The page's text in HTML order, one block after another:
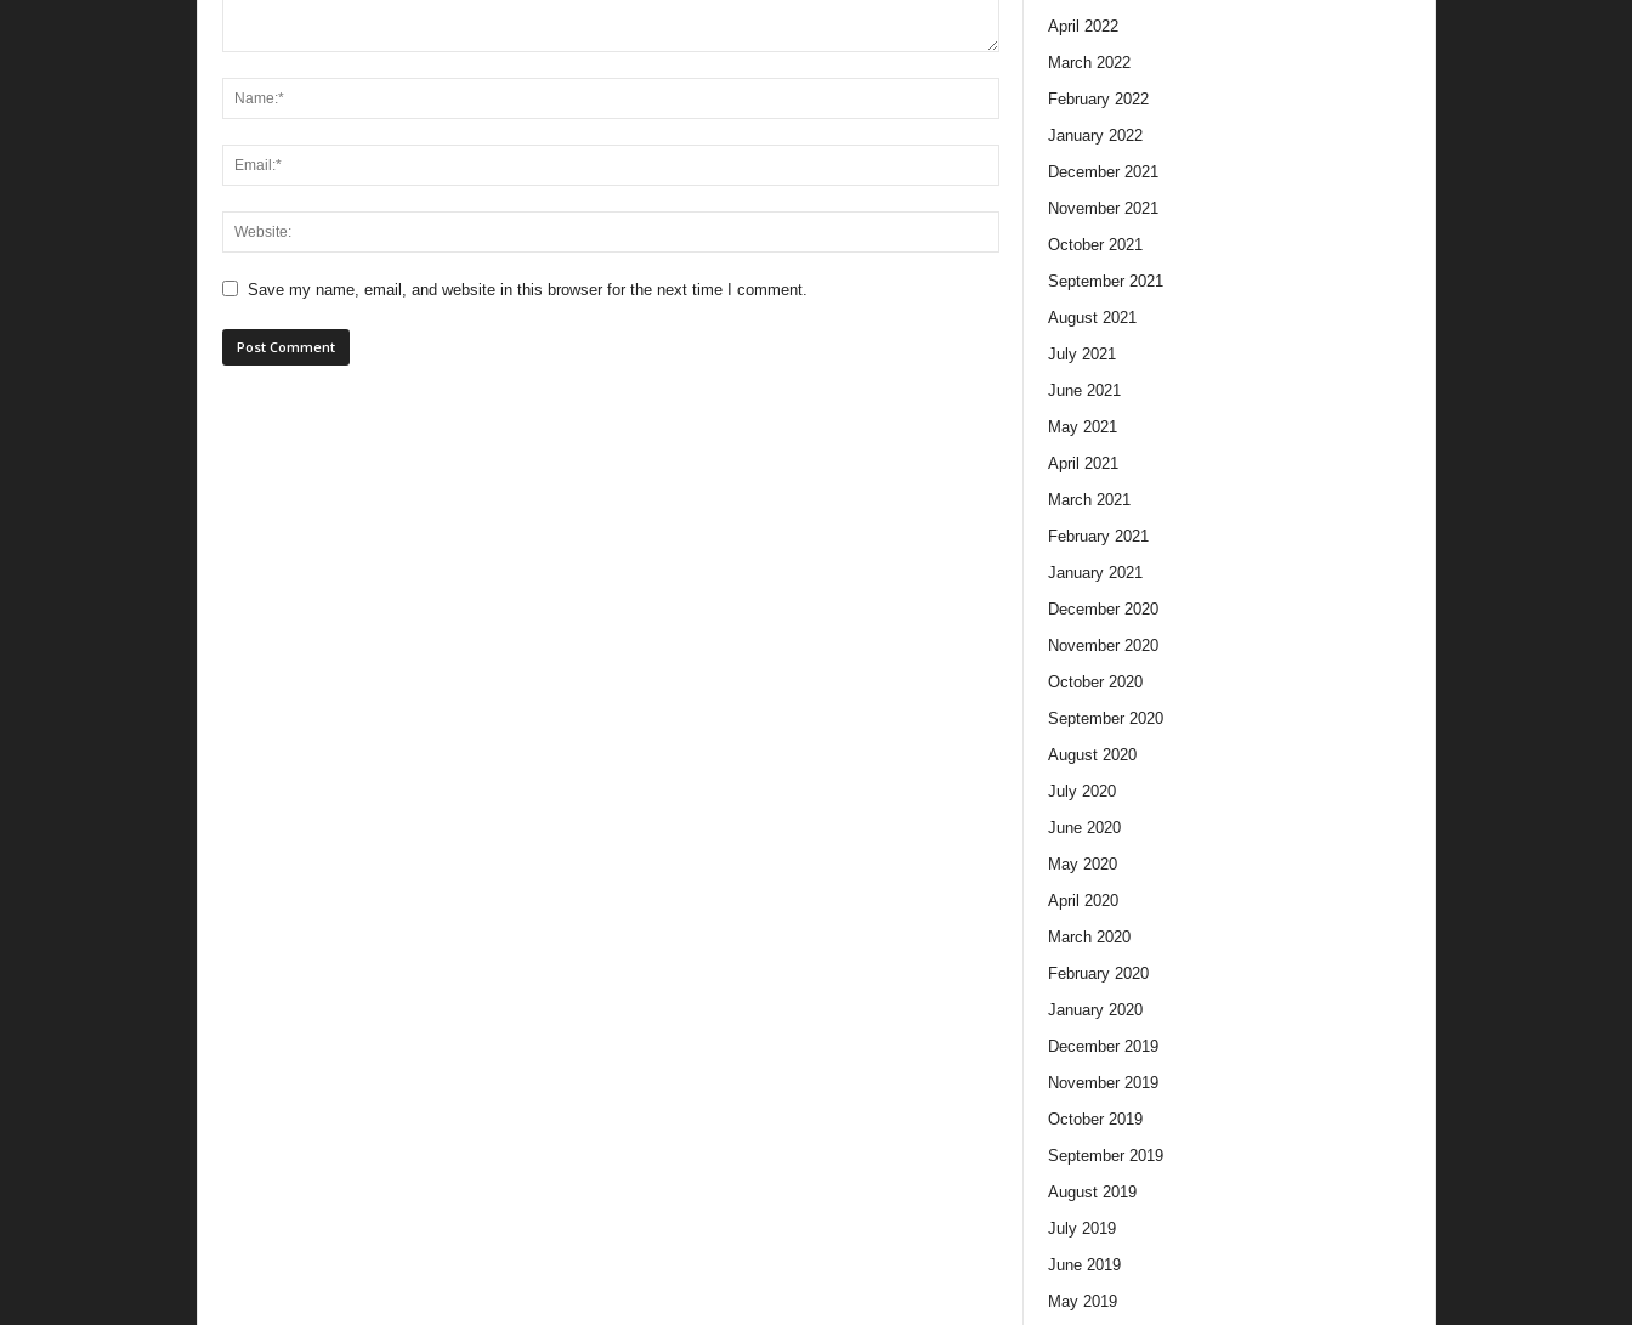
Save my name, email, and website in this browser for the next time I comment.
April 2022
March 2022
February 2022
January 2022
December 2021
November 2021
October 2021
September 2021
August 2021
July 2021
June 2021
May 2021
April 2021
March 2021
February 2021
January 2021
December 2020
November 2020
October 2020
September 2020
August 2020
July 2020
June 2020
May 2020
April 2020
March 2020
February 2020
January 2020
December 2019
November 2019
October 2019
September 2019
August 2019
July 2019
June 2019
May 2019